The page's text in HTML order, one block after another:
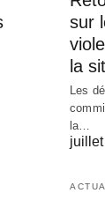
sur
la
Les
la…